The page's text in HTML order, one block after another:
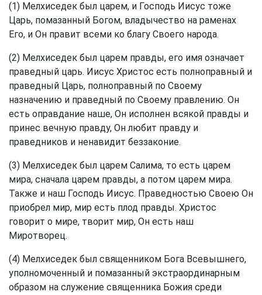
(1) Мелхиседек был царем, и Господь Иисус тоже
Царь, помазанный Богом, владычество на раменах
Его, и Он правит всеми ко благу Своего народа.
(2) Мелхиседек был царем правды, его имя означает
праведный царь. Иисус Христос есть полноправный и
праведный Царь, полноправный по Своему
назначению и праведный по Своему правлению. Он
есть оправдание наше, Он исполнен всякой правды и
принес вечную правду, Он любит правду и
праведников и ненавидит беззаконие.
(3) Мелхиседек был царем Салима, то есть царем
мира, сначала царем правды, а потом царем мира.
Также и наш Господь Иисус. Праведностью Своею Он
приобрел мир, мир есть плод правды. Христос
говорит о мире, творит мир, Он есть наш
Миротворец.
(4) Мелхиседек был священником Бога Всевышнего,
уполномоченный и помазанный экстраординарным
образом на служение священника Божия среди